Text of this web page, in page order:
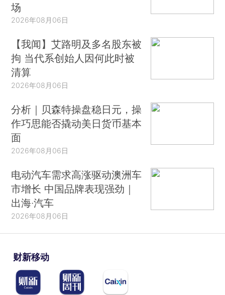
场
2026年08月06日
【我闻】艾路明及多名股东被
拘 当代系创始人因何此时被
清算
2026年08月06日
分析｜贝森特操盘稳日元，操
作巧思能否撬动美日货币基本
面
2026年08月06日
电动汽车需求高涨驱动澳洲车
市增长 中国品牌表现强劲｜
出海·汽车
2026年08月06日
财新移动